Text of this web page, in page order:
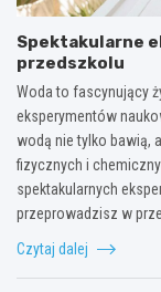
Spektakularne
przedszkolu
Woda to fascynujący
eksperymentów
wodą nie tylko bawią,
fizycznych i
spektakularnych
przeprowadzisz w
Czytaj dalej